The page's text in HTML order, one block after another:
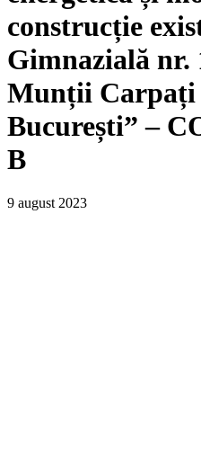
construcție
Gimnazială nr.
Munții Carpați
București” –
B
9 august 2023